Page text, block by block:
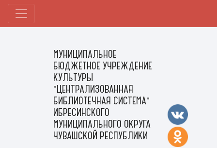
МУНИЦИПАЛЬНОЕ
БЮДЖЕТНОЕ УЧРЕЖДЕНИЕ
КУЛЬТУРЫ
"ЦЕНТРАЛИЗОВАННАЯ
БИБЛИОТЕЧНАЯ СИСТЕМА"
ИБРЕСИНСКОГО
МУНИЦИПАЛЬНОГО ОКРУГА
ЧУВАШСКОЙ РЕСПУБЛИКИ